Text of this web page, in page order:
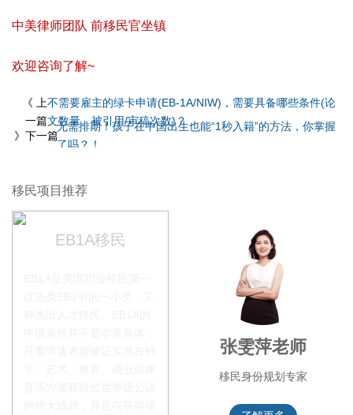
中美律师团队 前移民官坐镇
欢迎咨询了解~
《 上
一篇
不需要雇主的绿卡申请(EB-1A/NIW)，需要具备哪些条件(论
文数量、被引用/审稿次数)？
》下一篇
无需排期！孩子在中国出生也能“1秒入籍”的方法，你掌握
了吗？！
移民项目推荐
EB1A移民
张雯萍老师
移民身份规划专家